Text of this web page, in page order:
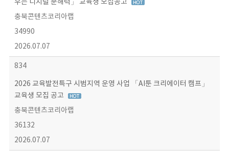
우는 디지털 문해력」 교육생 모집공고
충북콘텐츠코리아랩
34990
2026.07.07
834
2026 교육발전특구 시범지역 운영 사업 「AI툰 크리에이터 캠프」
교육생 모집 공고
충북콘텐츠코리아랩
36132
2026.07.07